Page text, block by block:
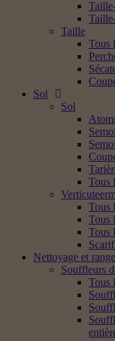
Taille
Tous
Sol
Sol
Tous
Tous
Tous
Tous
Nettoyage et
Souffleurs
Tous